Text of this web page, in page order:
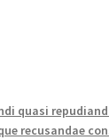
quasi
recusandae